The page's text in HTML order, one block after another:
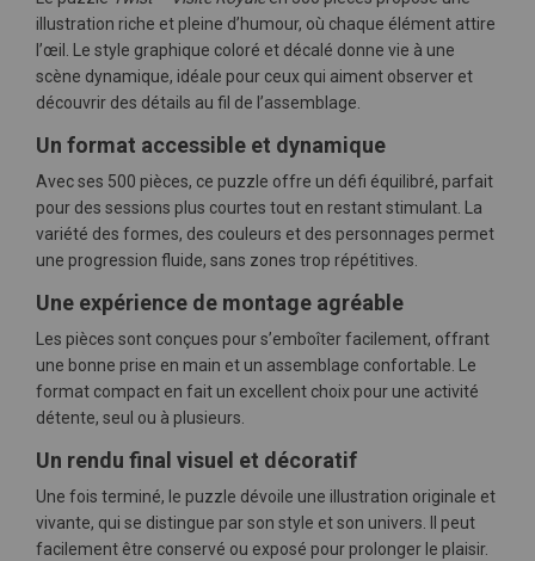
illustration riche et pleine d’humour, où chaque élément attire
l’œil. Le style graphique coloré et décalé donne vie à une
scène dynamique, idéale pour ceux qui aiment observer et
découvrir des détails au fil de l’assemblage.
Un format accessible et dynamique
Avec ses 500 pièces, ce puzzle offre un défi équilibré, parfait
pour des sessions plus courtes tout en restant stimulant. La
variété des formes, des couleurs et des personnages permet
une progression fluide, sans zones trop répétitives.
Une expérience de montage agréable
Les pièces sont conçues pour s’emboîter facilement, offrant
une bonne prise en main et un assemblage confortable. Le
format compact en fait un excellent choix pour une activité
détente, seul ou à plusieurs.
Un rendu final visuel et décoratif
Une fois terminé, le puzzle dévoile une illustration originale et
vivante, qui se distingue par son style et son univers. Il peut
facilement être conservé ou exposé pour prolonger le plaisir.